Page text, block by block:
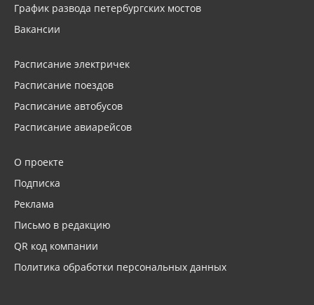
График развода петербургских мостов
Вакансии
Расписание электричек
Расписание поездов
Расписание автобусов
Расписание авиарейсов
О проекте
Подписка
Реклама
Письмо в редакцию
QR код компании
Политика обработки персональных данных